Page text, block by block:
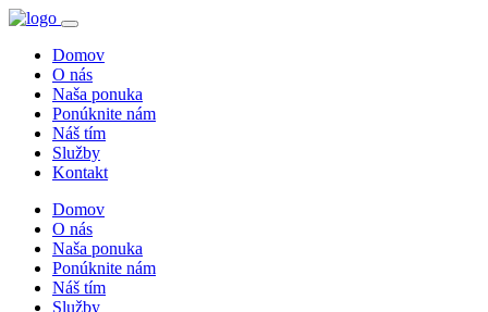
Domov
O nás
Naša ponuka
Ponúknite nám
Náš tím
Služby
Kontakt
Domov
O nás
Naša ponuka
Ponúknite nám
Náš tím
Služby